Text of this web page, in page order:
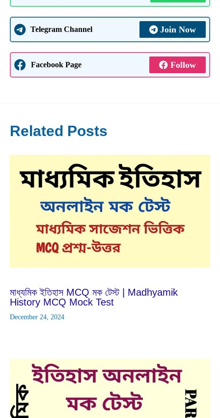
Telegram Channel Join Now
Facebook Page Follow
Related Posts
মাধ্যমিক ইতিহাস MCQ মক টেস্ট | Madhyamik
History MCQ Mock Test
December 24, 2024